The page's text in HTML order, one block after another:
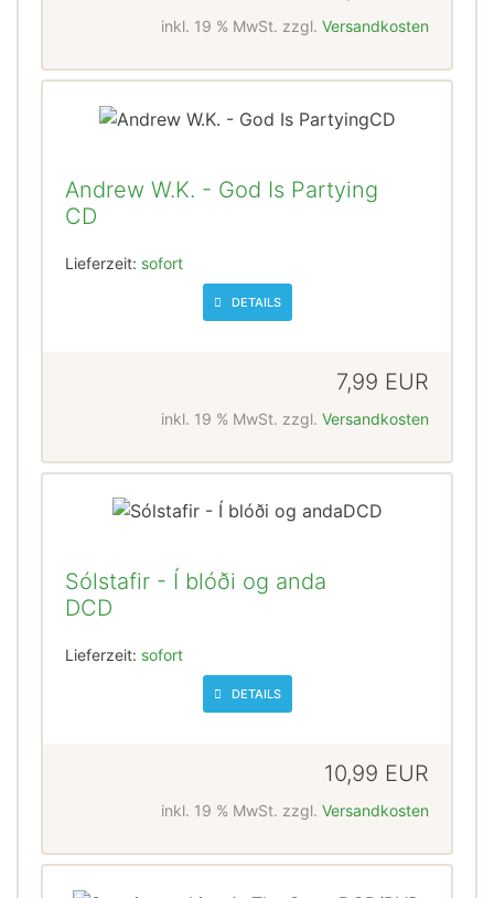
inkl. 19 % MwSt. zzgl. Versandkosten
Andrew W.K. - God Is Partying
CD
Lieferzeit: sofort
DETAILS
7,99 EUR
inkl. 19 % MwSt. zzgl. Versandkosten
Sólstafir - Í blóði og anda
DCD
Lieferzeit: sofort
DETAILS
10,99 EUR
inkl. 19 % MwSt. zzgl. Versandkosten